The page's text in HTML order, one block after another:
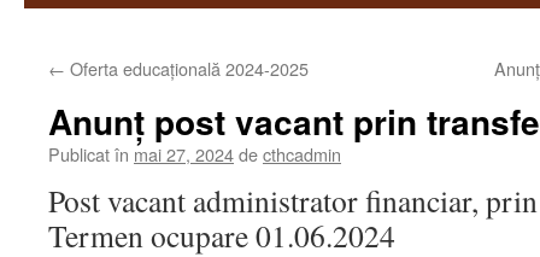
← Oferta educațională 2024-2025
Anunț post vacant prin
Publicat în mai 27, 2024decthcadmin
Post vacant administrator financiar,
Termen ocupare 01.06.2024